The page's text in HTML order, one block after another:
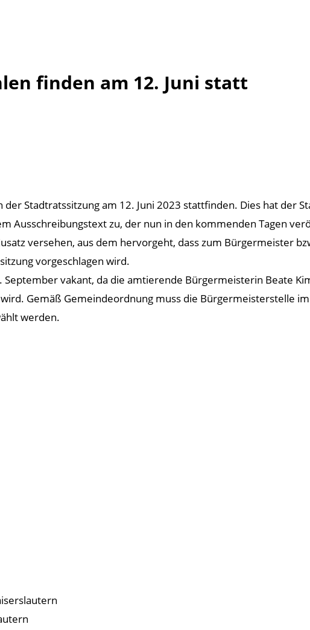
finden am 12. Juni statt
Stadtratssitzung am 12. Juni 2023 stattfinden. Dies hat der
Ausschreibungstext zu, der nun in den kommenden Tagen
versehen, aus dem hervorgeht, dass zum Bürgermeister
vorgeschlagen wird.
vakant, da die amtierende Bürgermeisterin Beate
Gemäß Gemeindeordnung muss die Bürgermeisterstelle
werden.